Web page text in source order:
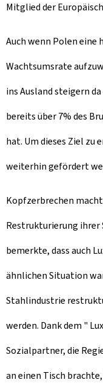
Mitglied der
Auch wenn Polen eine
Wachtsumsrate
ins Ausland steigern
bereits über 7% des
hat. Um dieses Ziel zu
weiterhin gefördert
Kopfzerbrechen
Restrukturierung
bemerkte, dass auch
ähnlichen Situation
Stahlindustrie
werden. Dank dem "
Sozialpartner, die
an einen Tisch